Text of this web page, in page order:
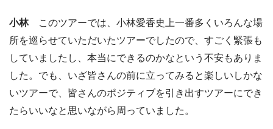
小林このツアーでは、小林愛香史上一番多くいろんな場
所を巡らせていただいたツアーでしたので、すごく緊張も
していましたし、本当にできるのかなという不安もありま
した。でも、いざ皆さんの前に立ってみると楽しいしかな
いツアーで、皆さんのポジティブを引き出すツアーにでき
たらいいなと思いながら周っていました。